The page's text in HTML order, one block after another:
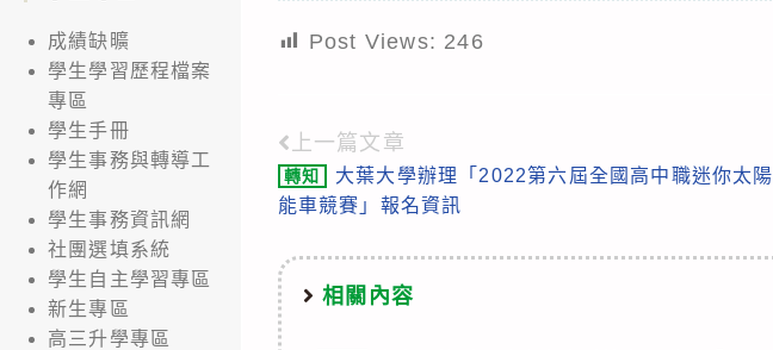
Post Views: 246
Read
more
上一篇文章
轉知
大葉大學辦理「2022第六屆全國高中職迷你太陽
能車競賽」報名資訊
相關內容
成績缺曠
學生學習歷程檔案
專區
學生手冊
學生事務與轉導工
作網
學生事務資訊網
社團選填系統
學生自主學習專區
新生專區
高三升學專區